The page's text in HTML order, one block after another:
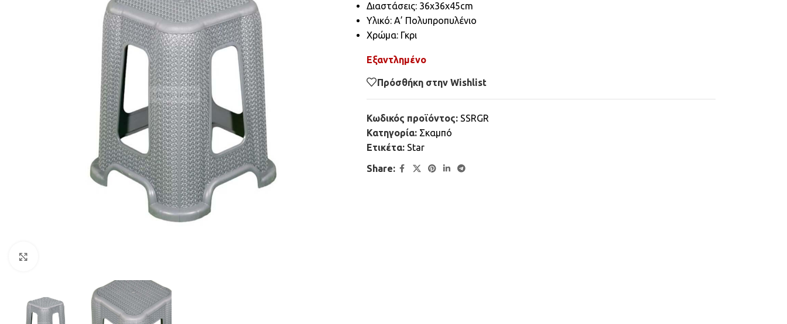
Διαστάσεις: 36x36x45cm
Υλικό: Α’ Πολυπροπυλένιο
Χρώμα: Γκρι
Εξαντλημένο
Πρόσθήκη στην Wishlist
Κωδικός προϊόντος: SSRGR
Κατηγορία: Σκαμπό
Ετικέτα: Star
Share: